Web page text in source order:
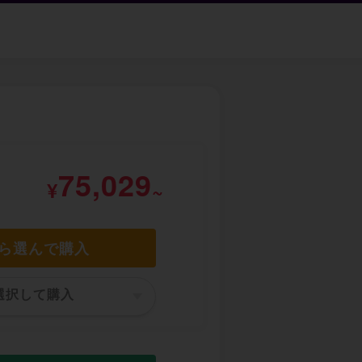
¥75,029~
選んで購入
択して購入